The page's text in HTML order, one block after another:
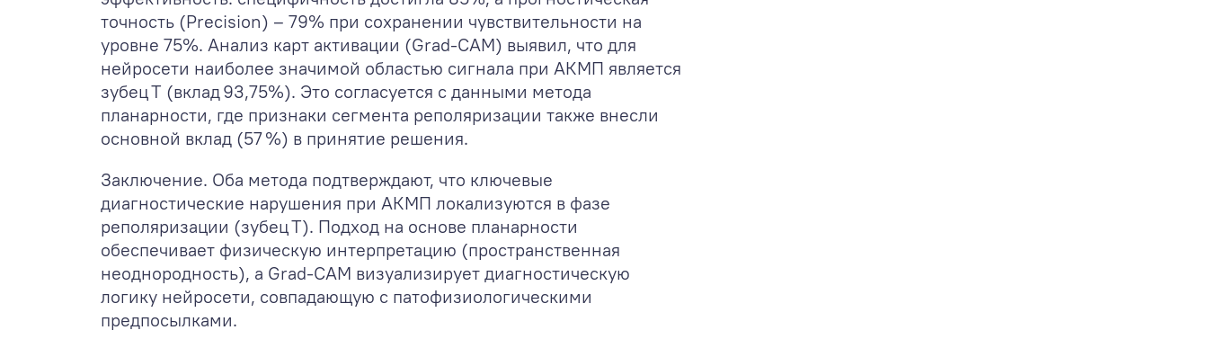
точность (Precision) – 79% при сохранении чувствительности на
уровне 75%. Анализ карт активации (Grad‑CAM) выявил, что для
нейросети наиболее значимой областью сигнала при АКМП является
зубец T (вклад 93,75%). Это согласуется с данными метода
планарности, где признаки сегмента реполяризации также внесли
основной вклад (57 %) в принятие решения.
Заключение. Оба метода подтверждают, что ключевые
диагностические нарушения при АКМП локализуются в фазе
реполяризации (зубец T). Подход на основе планарности
обеспечивает физическую интерпретацию (пространственная
неоднородность), а Grad‑CAM визуализирует диагностическую
логику нейросети, совпадающую с патофизиологическими
предпосылками.